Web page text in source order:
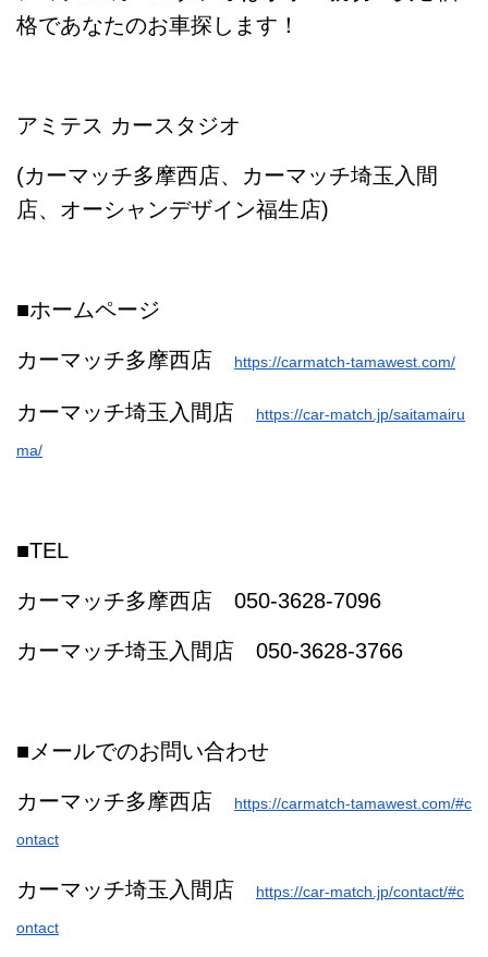
格であなたのお車探します！
アミテス カースタジオ
(カーマッチ多摩西店、カーマッチ埼玉入間
店、オーシャンデザイン福生店)
■ホームページ
カーマッチ多摩西店 https://carmatch-tamawest.com/
カーマッチ埼玉入間店 https://car-match.jp/saitamairu
ma/
■TEL
カーマッチ多摩西店 050-3628-7096
カーマッチ埼玉入間店 050-3628-3766
■メールでのお問い合わせ
カーマッチ多摩西店 https://carmatch-tamawest.com/#c
ontact
カーマッチ埼玉入間店 https://car-match.jp/contact/#c
ontact